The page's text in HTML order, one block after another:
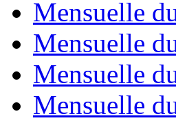
Mensuelle
Mensuelle
Mensuelle
Mensuelle